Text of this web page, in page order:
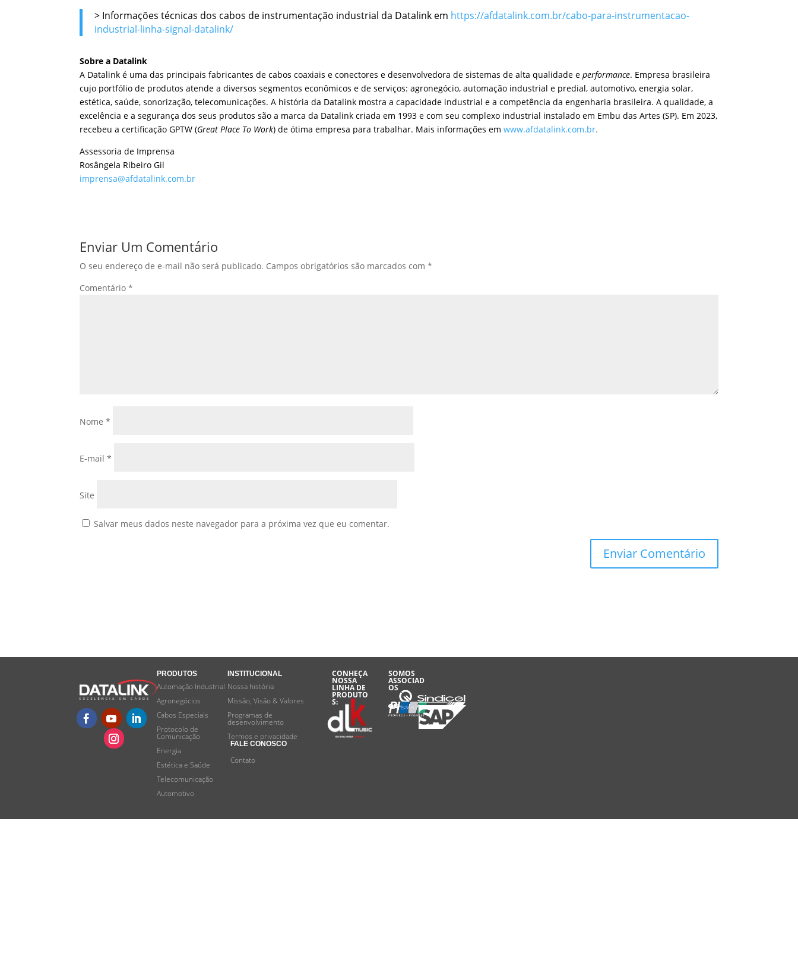
> Informações técnicas dos cabos de instrumentação industrial da Datalink em https://afdatalink.com.br/cabo-para-instrumentacao-
industrial-linha-signal-datalink/
Sobre a Datalink
A Datalink é uma das principais fabricantes de cabos coaxiais e conectores e desenvolvedora de sistemas de alta qualidade eperformance. Empresa brasileira
cujo portfólio de produtos atende a diversos segmentos econômicos e de serviços: agronegócio, automação industrial e predial, automotivo, energia solar,
estética, saúde, sonorização, telecomunicações. A história da Datalink mostra a capacidade industrial e a competência da engenharia brasileira. A qualidade, a
excelência e a segurança dos seus produtos são a marca da Datalink criada em 1993 e com seu complexo industrial instalado em Embu das Artes (SP). Em 2023,
recebeu a certificação GPTW (Great Place To Work) de ótima empresa para trabalhar. Mais informações em www.afdatalink.com.br.
Assessoria de Imprensa
Rosângela Ribeiro Gil
imprensa@afdatalink.com.br
Enviar Um Comentário
O seu endereço de e-mail não será publicado. Campos obrigatórios são marcados com*
Comentário*
Nome*
E-mail*
Site
Salvar meus dados neste navegador para a próxima vez que eu comentar.
PRODUTOS
Automação Industrial
Agronegócios
Cabos Especiais
Protocolo de
Comunicação
Energia
Estética e Saúde
Telecomunicação
Automotivo
INSTITUCIONAL
Nossa história
Missão, Visão & Valores
Programas de
desenvolvimento
Termos e privacidade
FALE CONOSCO
Contato
CONHEÇA
NOSSA
LINHA DE
PRODUTO
S:
SOMOS
ASSOCIAD
OS